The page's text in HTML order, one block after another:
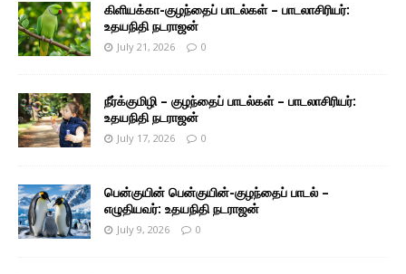
கிளியக்கா-குழந்தைப் பாடல்கள் – பாடலாசிரியர்:
உதயநிதி நடராஜன்
July 21, 2026 0
நீர்க்குமிழி – குழந்தைப் பாடல்கள் – பாடலாசிரியர்:
உதயநிதி நடராஜன்
July 17, 2026 0
பென்குயின் பென்குயின்-குழந்தைப் பாடல் –
எழுதியவர்: உதயநிதி நடராஜன்
July 9, 2026 0